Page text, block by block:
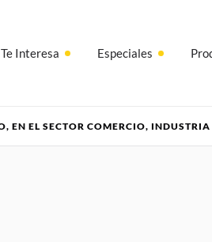
Te Interesa Especiales
EN EL SECTOR COMERCIO,